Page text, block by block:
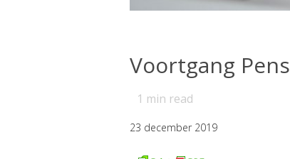
Voortgang
1 min read
23 december 2019